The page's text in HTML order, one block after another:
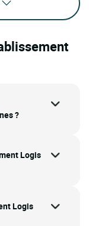
?
Logis
Logis